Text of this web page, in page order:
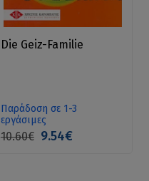
Die Geiz-Familie
Παράδοση σε 1-3
εργάσιμες
10.60€ 9.54€